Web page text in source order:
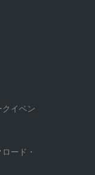
イベン
・